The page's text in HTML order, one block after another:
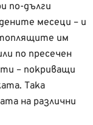
по-дълги
месеци – и
им
по пресечен
– покриващи
Така
на различни